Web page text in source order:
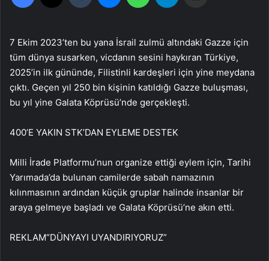
7 Ekim 2023’ten bu yana İsrail zulmü altındaki Gazze için
tüm dünya susarken, vicdanın sesini haykıran Türkiye,
2025’in ilk gününde, Filistinli kardeşleri için yine meydana
çıktı. Geçen yıl 250 bin kişinin katıldığı Gazze buluşması,
bu yıl yine Galata Köprüsü’nde gerçekleşti.
400’E YAKIN STK’DAN EYLEME DESTEK
Milli İrade Platformu’nun organize ettiği eylem için, Tarihi
Yarımada’da bulunan camilerde sabah namazının
kılınmasının ardından küçük gruplar halinde insanlar bir
araya gelmeye başladı ve Galata Köprüsü’ne akın etti.
REKLAM“DÜNYAYI UYANDIRIYORUZ”